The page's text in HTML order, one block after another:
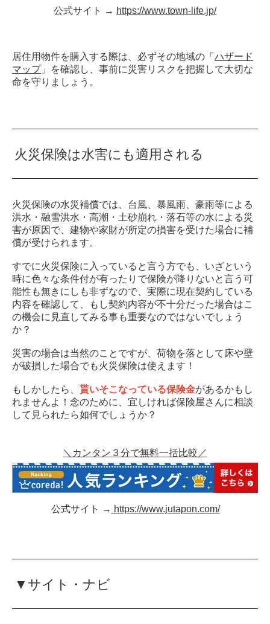
公式サイト → https://www.town-life.jp/
居住用物件を購入する際は、必ずその地域の「 ハザード
マップ」を確認し、事前に災害リスクを把握して大切な
命を守りましょう。
火災保険は水害にも適用される
火災保険の水災補償では、台風、暴風雨、豪雨等による
洪水・融雪洪水・高潮・土砂崩れ・落石等の水による災
害が原因で、建物や家財が所定の損害を受けた場合に補
償が受けられます。
すでに火災保険に入っていると言う方でも、いざという
時に色々な条件付が有ったりで保険が降りないと言う可
能性も無きにしも非ずなので、実際に現在契約している
内容を確認して、もし契約内容が不十分だった場合はこ
の機会に見直してみる事も重要なのではないでしょう
か？
災害の場合は当然のことですが、荷物を落として床や壁
が破損した場合でも火災保険は使えます！
もしかしたら、 貰いそこなっている保険金があるかもし
れませんよ！念のために、宜しければ保険屋さんに相談
して見られたら如何でしょうか？
＼カンタン３分で無料一括比較／
公式サイト → https://www.jutapon.com/
▼サイト・ナビ